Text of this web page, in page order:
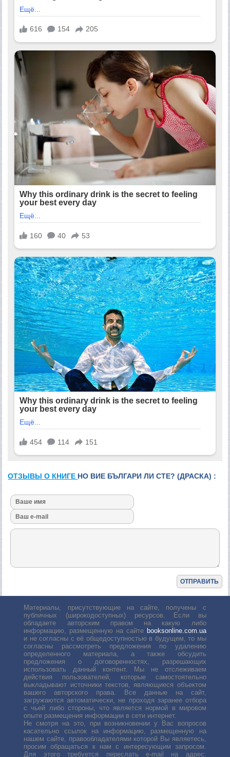
ОТЗЫВЫ О КНИГЕ НО ВИЕ БЪЛГАРИ ЛИ СТЕ? (ДРАСКА) :
Материалы, присутствующие на сайте, получены с
публичных (широкодоступных) ресурсов. Если вы
обладаете авторским правом на какую либо
информацию, размещенную на сайте booksonline.com.ua
и не согласны с её общедоступностью в будущем, то мы
согласны рассмотреть предложения по удалению
определенного материала, а также обсудить
предложения о договоренностях, разрешающих
использовать данный контент. Мы не отслеживаем
действия пользователей, которые самостоятельно
выкладывают источники текстов, являющиеся объектом
вашего авторского права. Все данные на сайт,
загружаются автоматически, не проходя заранее отбора
с чьей либо стороны, что является нормой в мировом
опыте размещения информации в сети интернет.
Не смотря на это, при возникновении у Вас вопросов
касательно ссылок на информацию, размещенную на
нашем сайте, правообладателями которой Вы являетесь,
просим обращаться к нам с интересующим запросом.
Для этого требуется переслать е-mail на адрес: